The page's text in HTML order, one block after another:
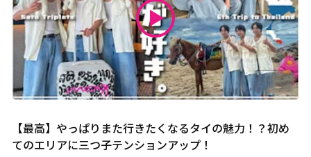
【最高】やっぱりまた行きたくなるタイの魅力！？初め
てのエリアに三つ子テンションアップ！